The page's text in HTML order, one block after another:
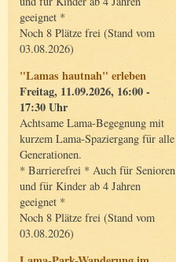
geeignet *
Noch 8 Plätze frei (Stand vom
03.08.2026)
"Lamas hautnah" erleben
Freitag, 11.09.2026, 16:00 -
17:30 Uhr
Achtsame Lama-Begegnung mit
kurzem Lama-Spaziergang für alle
Generationen.
* Barrierefrei * Auch für Senioren
und für Kinder ab 4 Jahren
geeignet *
Noch 8 Plätze frei (Stand vom
03.08.2026)